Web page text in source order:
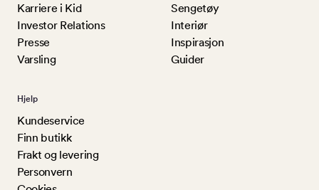
Karriere i Kid
Investor Relations
Presse
Varsling
Sengetøy
Interiør
Inspirasjon
Guider
Hjelp
Kundeservice
Finn butikk
Frakt og levering
Personvern